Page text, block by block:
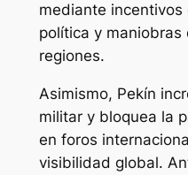
mediante incentivos
política y maniobras
regiones.
Asimismo, Pekín
militar y bloquea la
en foros
visibilidad global.